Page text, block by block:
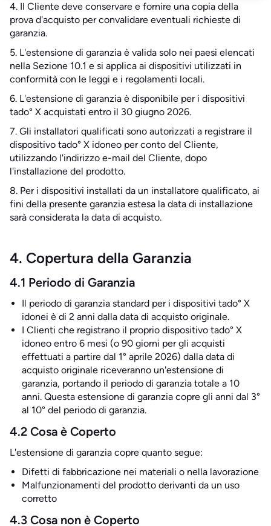
4. Il Cliente deve conservare e fornire una copia della
prova d'acquisto per convalidare eventuali richieste di
garanzia.
5. L'estensione di garanzia è valida solo nei paesi elencati
nella Sezione 10.1 e si applica ai dispositivi utilizzati in
conformità con le leggi e i regolamenti locali.
6. L'estensione di garanzia è disponibile per i dispositivi
tado° X acquistati entro il 30 giugno 2026.
7. Gli installatori qualificati sono autorizzati a registrare il
dispositivo tado° X idoneo per conto del Cliente,
utilizzando l'indirizzo e-mail del Cliente, dopo
l'installazione del prodotto.
8. Per i dispositivi installati da un installatore qualificato, ai
fini della presente garanzia estesa la data di installazione
sarà considerata la data di acquisto.
4. Copertura della Garanzia
4.1 Periodo di Garanzia
Il periodo di garanzia standard per i dispositivi tado° X
idonei è di 2 anni dalla data di acquisto originale.
I Clienti che registrano il proprio dispositivo tado° X
idoneo entro 6 mesi (o 90 giorni per gli acquisti
effettuati a partire dal 1° aprile 2026) dalla data di
acquisto originale riceveranno un'estensione di
garanzia, portando il periodo di garanzia totale a 10
anni. Questa estensione di garanzia copre gli anni dal 3°
al 10° del periodo di garanzia.
4.2 Cosa è Coperto
L'estensione di garanzia copre quanto segue:
Difetti di fabbricazione nei materiali o nella lavorazione
Malfunzionamenti del prodotto derivanti da un uso
corretto
4.3 Cosa non è Coperto